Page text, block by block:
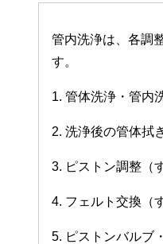
管内洗浄は、各調
す。
1. 管体洗浄・管内
2. 洗浄後の管体拭
3. ピストン調整（
4. フェルト交換（
5. ピストンバルブ